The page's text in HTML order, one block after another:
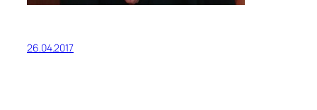
26.04.2017